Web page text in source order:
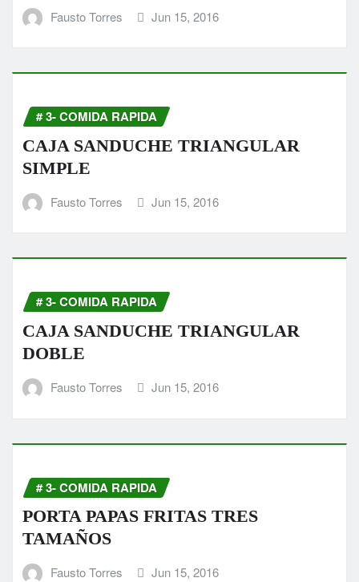
Fausto Torres Jun 15, 2016
# 3- COMIDA RAPIDA
CAJA SANDUCHE TRIANGULAR
SIMPLE
Fausto Torres Jun 15, 2016
# 3- COMIDA RAPIDA
CAJA SANDUCHE TRIANGULAR
DOBLE
Fausto Torres Jun 15, 2016
# 3- COMIDA RAPIDA
PORTA PAPAS FRITAS TRES
TAMAÑOS
Fausto Torres Jun 15, 2016